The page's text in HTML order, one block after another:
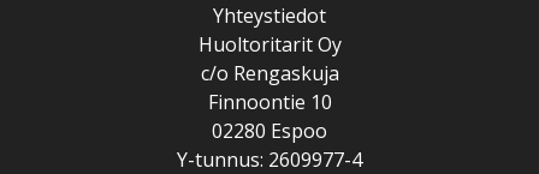
Yhteystiedot
Huoltoritarit Oy
c/o Rengaskuja
Finnoontie 10
02280 Espoo
Y-tunnus: 2609977-4